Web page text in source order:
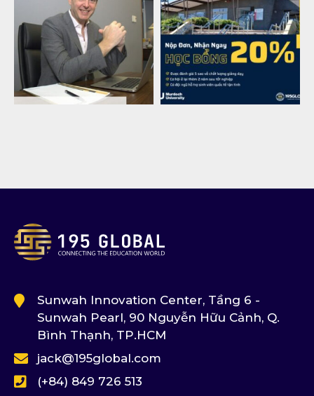
Sunwah Innovation Center, Tầng 6 -
Sunwah Pearl, 90 Nguyễn Hữu Cảnh, Q.
Bình Thạnh, TP.HCM
jack@195global.com
(+84) 849 726 513